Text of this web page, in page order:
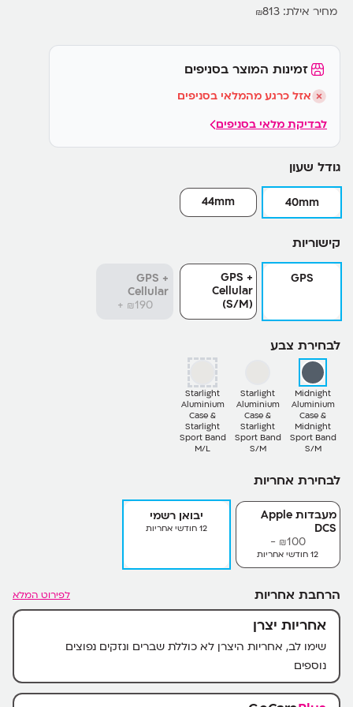
מחיר אילת: ₪813
זמינות המוצר בסניפים
אזל כרגע מהמלאי בסניפים
לבדיקת מלאי בסניפים
גודל שעון
40mm
44mm
קישוריות
GPS
GPS +
Cellular
(S/M)
GPS +
Cellular
₪190+
לבחירת צבע
Midnight
Aluminium
Case &
Midnight
Sport Band
S/M
Starlight
Aluminium
Case &
Starlight
Sport Band
S/M
Starlight
Aluminium
Case &
Starlight
Sport Band
M/L
לבחירת אחריות
מעבדות Apple
DCS
₪100-
12 חודשי אחריות
יבואן רשמי
12 חודשי אחריות
הרחבת אחריות לפירוט המלא
אחריות יצרן
שימו לב, אחריות היצרן לא כוללת שברים ונזקים נפוצים
נוספים